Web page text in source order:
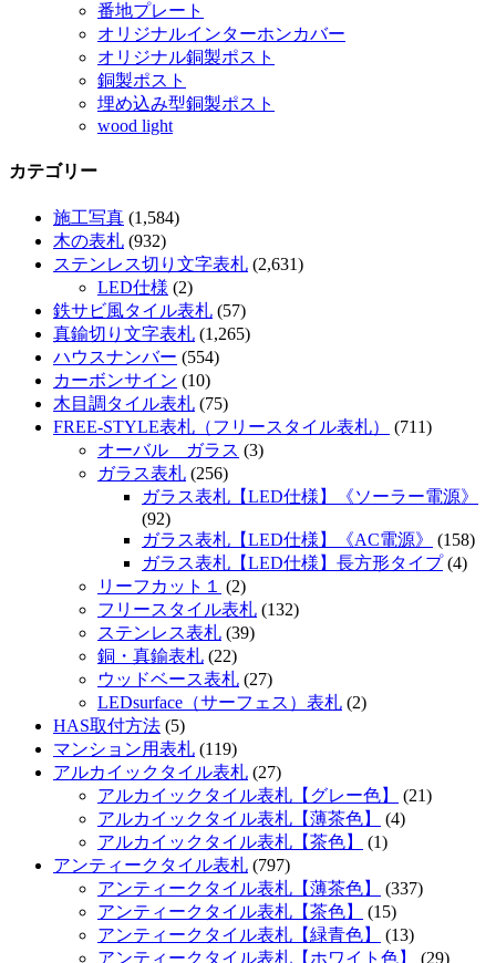
番地プレート
オリジナルインターホンカバー
オリジナル銅製ポスト
銅製ポスト
埋め込み型銅製ポスト
wood light
カテゴリー
施工写真 (1,584)
木の表札 (932)
ステンレス切り文字表札 (2,631)
LED仕様 (2)
鉄サビ風タイル表札 (57)
真鍮切り文字表札 (1,265)
ハウスナンバー (554)
カーボンサイン (10)
木目調タイル表札 (75)
FREE-STYLE表札（フリースタイル表札）
(711)
オーバル ガラス (3)
ガラス表札 (256)
ガラス表札【LED仕様】《ソーラー電源》
(92)
ガラス表札【LED仕様】《AC電源》
(158)
ガラス表札【LED仕様】長方形タイプ(4)
リーフカット１
(2)
フリースタイル表札 (132)
ステンレス表札 (39)
銅・真鍮表札 (22)
ウッドベース表札 (27)
LEDsurface（サーフェス）表札 (2)
HAS取付方法 (5)
マンション用表札 (119)
アルカイックタイル表札 (27)
アルカイックタイル表札【グレー色】
(21)
アルカイックタイル表札【薄茶色】
(4)
アルカイックタイル表札【茶色】
(1)
アンティークタイル表札 (797)
アンティークタイル表札【薄茶色】
(337)
アンティークタイル表札【茶色】
(15)
アンティークタイル表札【緑青色】
(13)
アンティークタイル表札【ホワイト色】
(29)